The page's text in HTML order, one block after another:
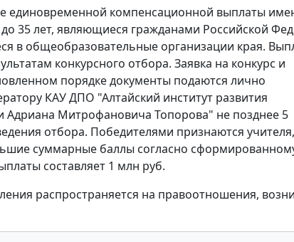
единовременной компенсационной выплаты
до 35 лет, являющиеся гражданами Российской
в общеобразовательные организации края.
конкурсного отбора. Заявка на конкурс и
порядке документы подаются лично
КАУ ДПО "Алтайский институт развития
Адриана Митрофановича Топорова" не позднее 5
отбора. Победителями признаются учителя,
суммарные баллы согласно
составляет 1 млн руб.
распространяется на правоотношения,